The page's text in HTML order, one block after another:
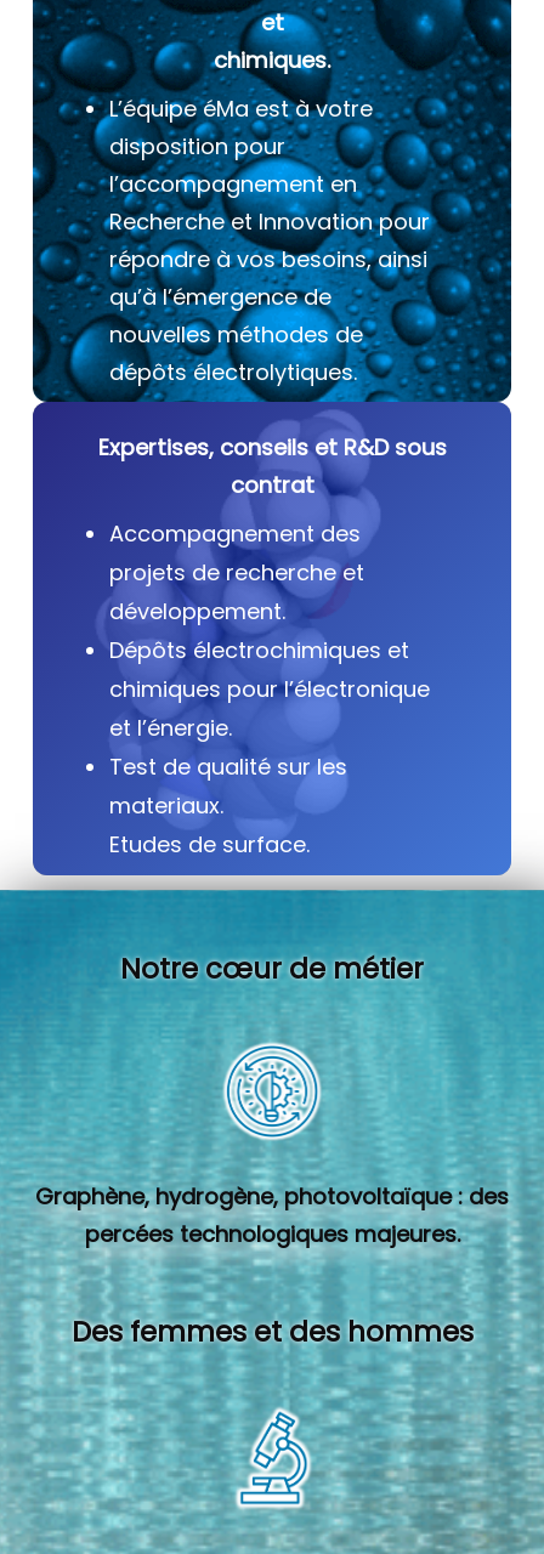
et
chimiques.
L’équipe éMa est à votre
disposition pour
l’accompagnement en
Recherche et Innovation pour
répondre à vos besoins, ainsi
qu’à l’émergence de
nouvelles méthodes de
dépôts électrolytiques.
Expertises, conseils et R&D sous
contrat
Accompagnement des
projets de recherche et
développement.
Dépôts électrochimiques et
chimiques pour l’électronique
et l’énergie.
Test de qualité sur les
materiaux.
Etudes de surface.
Notre cœur de métier
Graphène, hydrogène, photovoltaïque : des
percées technologiques majeures.
Des femmes et des hommes